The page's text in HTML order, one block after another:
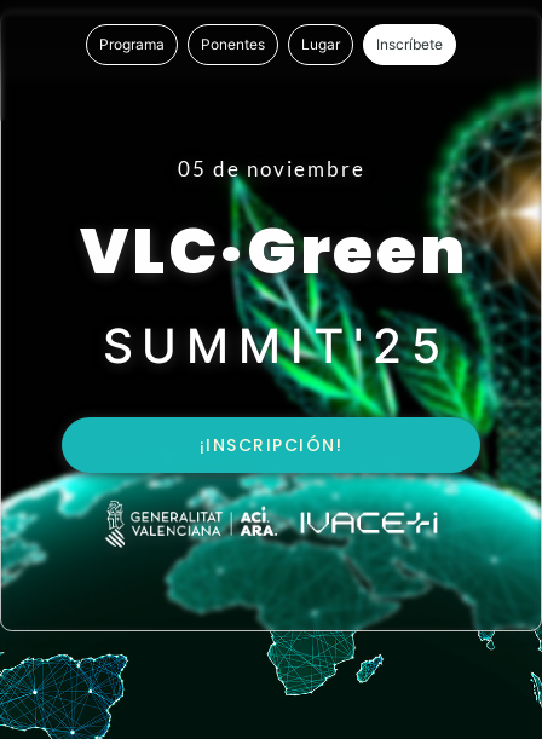
Programa Ponentes Lugar Inscríbete
05 de noviembre
VLC·Green
SUMMIT'25
¡INSCRIPCIÓN!